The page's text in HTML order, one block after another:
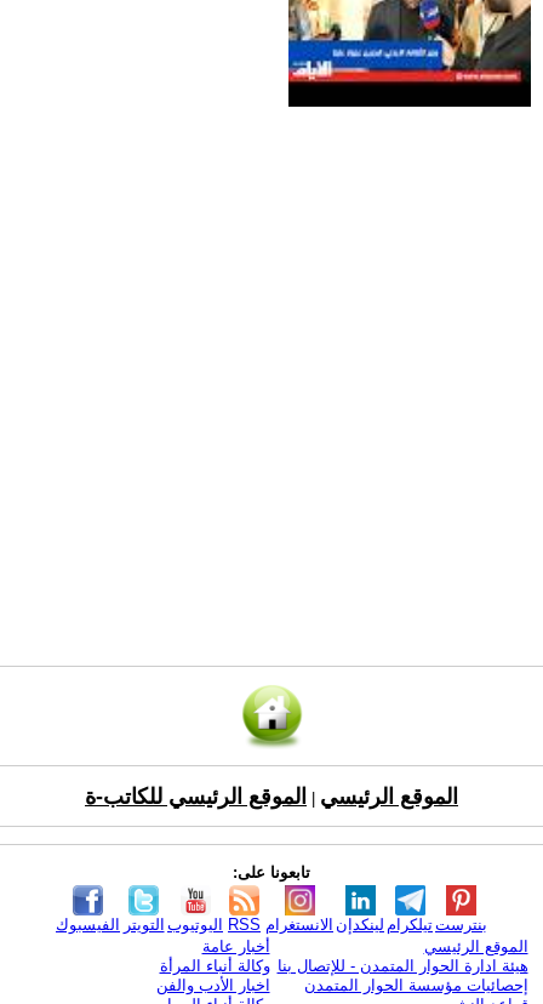
الموقع الرئيسي الموقع الرئيسي للكاتب-ة
تابعونا على:
الفيسبوك التويتر اليوتيوب RSS الانستغرام لينكدإن تيلكرامبنترست
الموقع الرئيسي
هيئة ادارة الحوار المتمدن - للإتصال بنا
إحصائيات مؤسسة الحوار المتمدن
أخبار عامة
وكالة أنباء المرأة
اخبار الأدب والفن